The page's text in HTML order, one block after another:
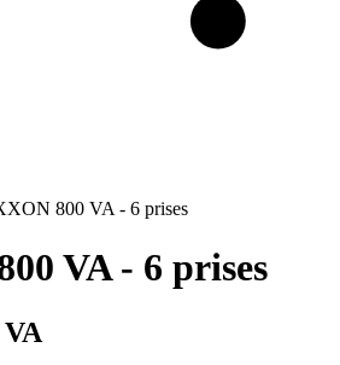
800 VA - 6 prises
VA - 6 prises